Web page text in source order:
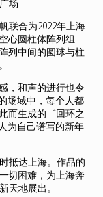
场
联合为2022年上海
心圆柱体阵列组
列中间的圆球与柱
，和声的进行也令
场域中，每个人都
而生成的“回环之
为自己谱写的新年
抵达上海。作品的
切困难，为上海奔
天地展出。